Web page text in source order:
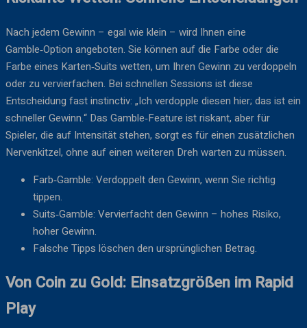
Nach jedem Gewinn – egal wie klein – wird Ihnen eine
Gamble‑Option angeboten. Sie können auf die Farbe oder die
Farbe eines Karten‑Suits wetten, um Ihren Gewinn zu verdoppeln
oder zu vervierfachen. Bei schnellen Sessions ist diese
Entscheidung fast instinctiv: „Ich verdopple diesen hier; das ist ein
schneller Gewinn.“ Das Gamble‑Feature ist riskant, aber für
Spieler, die auf Intensität stehen, sorgt es für einen zusätzlichen
Nervenkitzel, ohne auf einen weiteren Dreh warten zu müssen.
Farb‑Gamble: Verdoppelt den Gewinn, wenn Sie richtig
tippen.
Suits‑Gamble: Vervierfacht den Gewinn – hohes Risiko,
hoher Gewinn.
Falsche Tipps löschen den ursprünglichen Betrag.
Von Coin zu Gold: Einsatzgrößen im Rapid
Play